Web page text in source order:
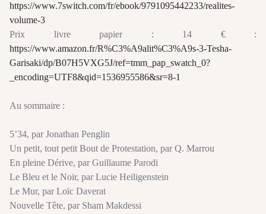
https://www.7switch.com/fr/ebook/9791095442233/realites-
volume-3
Prix livre papier : 14 € :
https://www.amazon.fr/R%C3%A9alit%C3%A9s-3-Tesha-
Garisaki/dp/B07H5VXG5J/ref=tmm_pap_swatch_0?
_encoding=UTF8&qid=1536955586&sr=8-1
Au sommaire :
5’34, par Jonathan Penglin
Un petit, tout petit Bout de Protestation, par Q. Marrou
En pleine Dérive, par Guillaume Parodi
Le Bleu et le Noir, par Lucie Heiligenstein
Le Mur, par Loïc Daverat
Nouvelle Tête, par Sham Makdessi